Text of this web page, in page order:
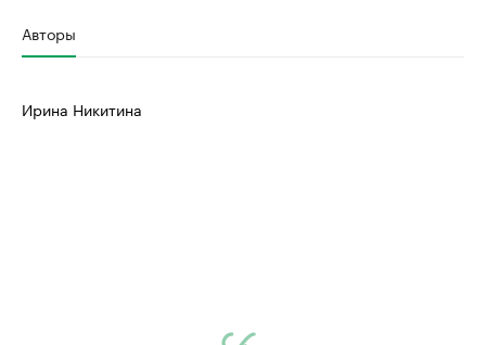
Авторы
Ирина Никитина